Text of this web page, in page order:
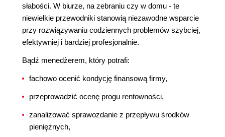
słabości. W biurze, na zebraniu czy w domu - te
niewielkie przewodniki stanowią niezawodne wsparcie
przy rozwiązywaniu codziennych problemów szybciej,
efektywniej i bardziej profesjonalnie.
Bądź menedżerem, który potrafi:
fachowo ocenić kondycję finansową firmy,
przeprowadzić ocenę progu rentowności,
zanalizować sprawozdanie z przepływu środków
pieniężnych,